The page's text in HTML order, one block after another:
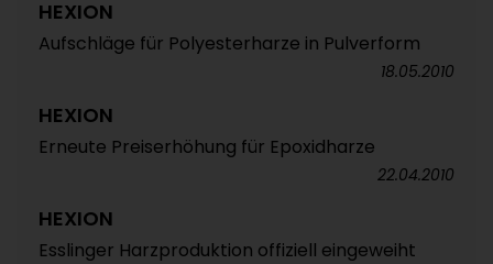
HEXION
Aufschläge für Polyesterharze in Pulverform
18.05.2010
HEXION
Erneute Preiserhöhung für Epoxidharze
22.04.2010
HEXION
Esslinger Harzproduktion offiziell eingeweiht